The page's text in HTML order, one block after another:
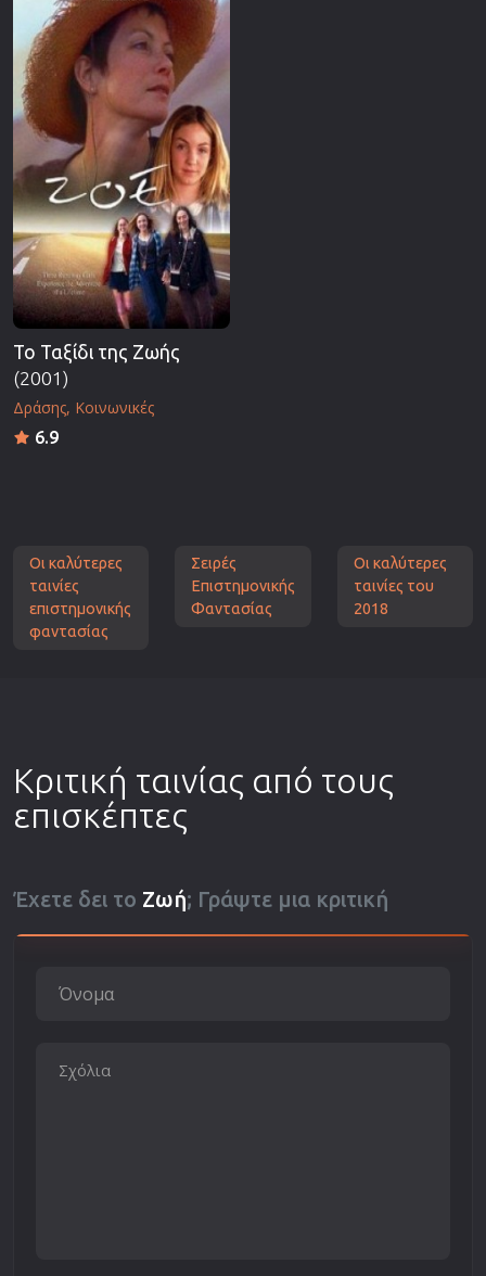
Το Ταξίδι της Ζωής
(2001)
Δράσης Κοινωνικές
6.9
Οι καλύτερες
ταινίες
επιστημονικής
φαντασίας
Σειρές
Επιστημονικής
Φαντασίας
Οι καλύτερες
ταινίες του
2018
Κριτική ταινίας από τους
επισκέπτες
Έχετε δει το Ζωή; Γράψτε μια κριτική